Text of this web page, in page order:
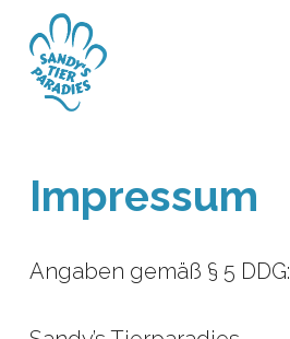
main
Impressum
Angaben gemäß § 5 DDG: